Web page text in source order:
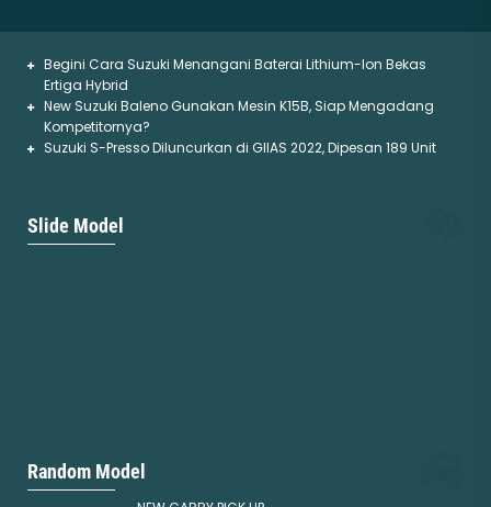
Begini Cara Suzuki Menangani Baterai Lithium-Ion Bekas
Ertiga Hybrid
New Suzuki Baleno Gunakan Mesin K15B, Siap Mengadang
Kompetitornya?
Suzuki S-Presso Diluncurkan di GIIAS 2022, Dipesan 189 Unit
Slide Model
Suzuki APV
Mulai :184.000.000
Random Model